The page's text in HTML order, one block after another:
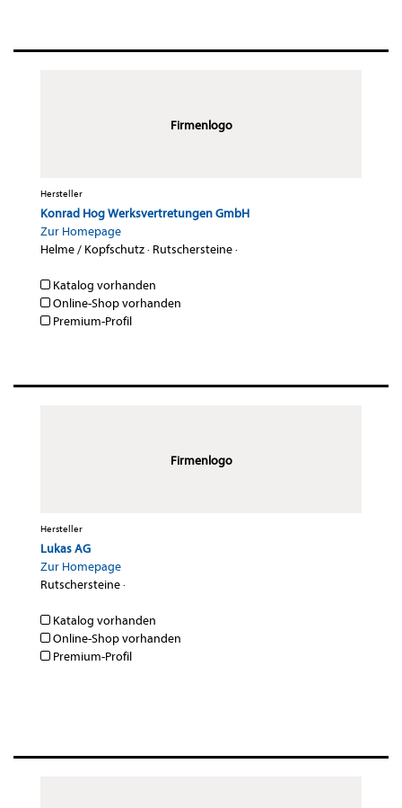
Firmenlogo
Hersteller
Konrad Hog Werksvertretungen GmbH
Zur Homepage
Helme / Kopfschutz· Rutschersteine·
Katalog vorhanden
Online-Shop vorhanden
Premium-Profil
Firmenlogo
Hersteller
Lukas AG
Zur Homepage
Rutschersteine·
Katalog vorhanden
Online-Shop vorhanden
Premium-Profil